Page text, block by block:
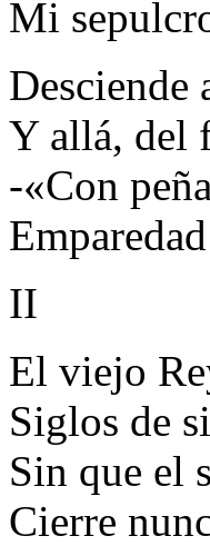
Mi
Desciende
Y allá, del
-«Con
II
El viejo
Siglos de
Sin que el
Cierre